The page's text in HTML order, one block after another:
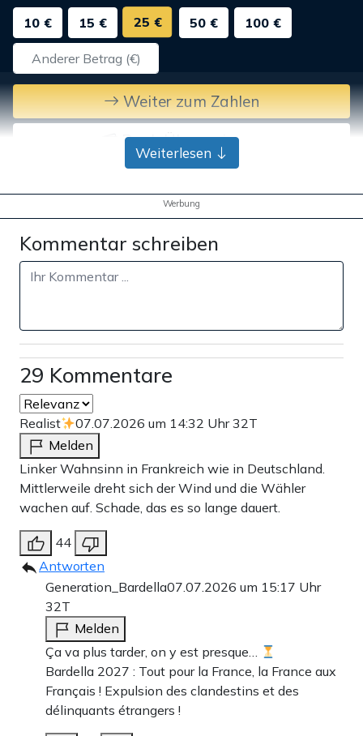
10 €
15 € 25 € 50 € 100 €
Weiter zum Zahlen
Bank-Überweisung
Weiterlesen
Werbung
Kommentar schreiben
29 Kommentare
Realist 07.07.2026 um 14:32 Uhr32T
Melden
Linker Wahnsinn in Frankreich wie in Deutschland.
Mittlerweile dreht sich der Wind und die Wähler
wachen auf. Schade, das es so lange dauert.
44
Antworten
Generation_Bardella07.07.2026 um 15:17 Uhr
32T
Melden
Ça va plus tarder, on y est presque…
Bardella 2027 : Tout pour la France, la France aux
Français ! Expulsion des clandestins et des
délinquants étrangers !